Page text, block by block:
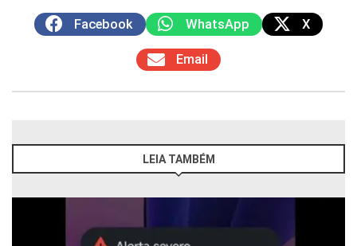
Facebook WhatsApp X
Email
LEIA TAMBÉM